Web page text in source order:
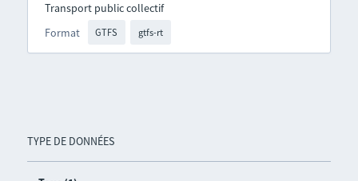
TYPE DE DONNÉES
Format GTFS gtfs-rt
Transport public collectif